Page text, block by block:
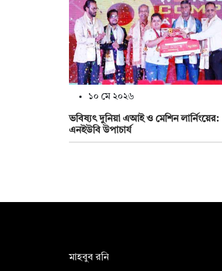
১০ মে ২০২৬
ভবিষ্যৎ দুনিয়া এআই ও মেশিন লার্নিংয়ের:
এনইউবি উপাচার্য
মাহবুব রনি